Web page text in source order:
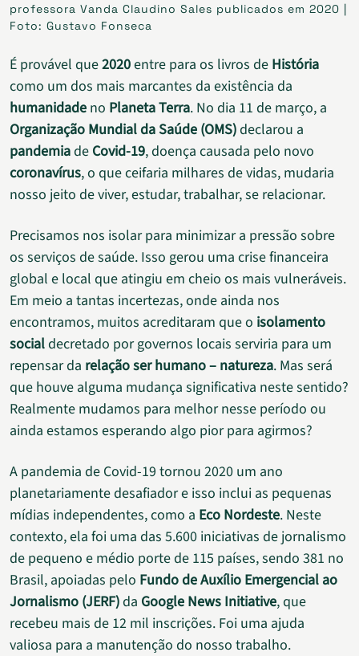
professora Vanda Claudino Sales publicados em 2020 |
Foto: Gustavo Fonseca
É provável que2020entre para os livros de História
como um dos mais marcantes da existência da
humanidade no Planeta Terra. No dia 11 de março, a
Organização Mundial da Saúde (OMS)declarou a
pandemiade Covid-19, doença causada pelo novo
coronavírus, o que ceifaria milhares de vidas, mudaria
nosso jeito de viver, estudar, trabalhar, se relacionar.
Precisamos nos isolar para minimizar a pressão sobre
os serviços de saúde. Isso gerou uma crise financeira
global e local que atingiu em cheio os mais vulneráveis.
Em meio a tantas incertezas, onde ainda nos
encontramos, muitos acreditaram que o isolamento
socialdecretado por governos locais serviria para um
repensar da relação ser humano – natureza. Mas será
que houve alguma mudança significativa neste sentido?
Realmente mudamos para melhor nesse período ou
ainda estamos esperando algo pior para agirmos?
A pandemia de Covid-19 tornou 2020 um ano
planetariamente desafiador e isso inclui as pequenas
mídias independentes, como a Eco Nordeste. Neste
contexto, ela foi uma das 5.600 iniciativas de jornalismo
de pequeno e médio porte de 115 países, sendo 381 no
Brasil, apoiadas pelo Fundo de Auxílio Emergencial ao
Jornalismo (JERF)da Google News Initiative, que
recebeu mais de 12 mil inscrições. Foi uma ajuda
valiosa para a manutenção do nosso trabalho.